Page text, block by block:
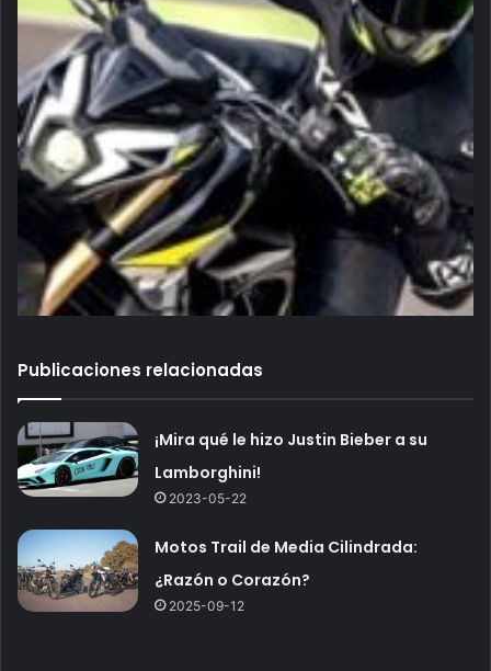
Publicaciones relacionadas
¡Mira qué le hizo Justin Bieber a su
Lamborghini!
2023-05-22
Motos Trail de Media Cilindrada:
¿Razón o Corazón?
2025-09-12